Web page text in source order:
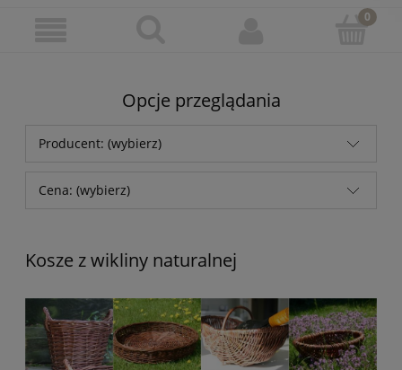
Opcje przeglądania
Producent: (wybierz)
Cena: (wybierz)
Kosze z wikliny naturalnej